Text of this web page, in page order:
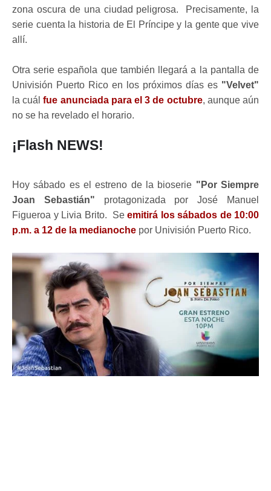
zona oscura de una ciudad peligrosa. Precisamente, la
serie cuenta la historia de El Príncipe y la gente que vive
allí.
Otra serie española que también llegará a la pantalla de
Univisión Puerto Rico en los próximos días es "Velvet"
la cuálfue anunciada para el 3 de octubre, aunque aún
no se ha revelado el horario.
¡Flash NEWS!
Hoy sábado es el estreno de la bioserie "Por Siempre
Joan Sebastián" protagonizada por José Manuel
Figueroa y Livia Brito. Se emitirá los sábados de 10:00
p.m. a 12 de la medianoche por Univisión Puerto Rico.